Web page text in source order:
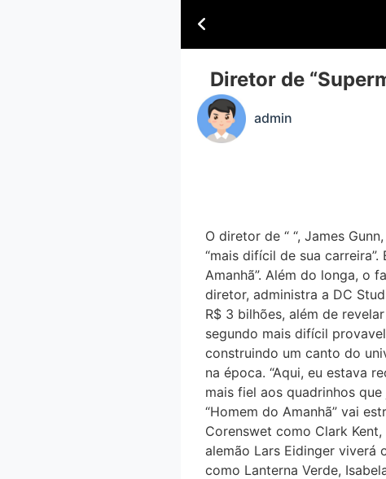
Diretor de
admin
O diretor de “ “, James
“mais difícil de sua
Amanhã”. Além do longa, o
diretor, administra a DC
R$ 3 bilhões, além de
segundo mais difícil
construindo um canto do
na época. “Aqui, eu estava
mais fiel aos quadrinhos
“Homem do Amanhã” vai
Corenswet como Clark
alemão Lars Eidinger viverá
como Lanterna Verde,